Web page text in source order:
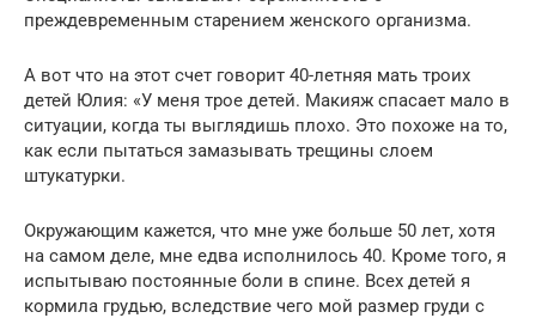
преждевременным старением женского организма.
А вот что на этот счет говорит 40-летняя мать троих
детей Юлия: «У меня трое детей. Макияж спасает мало в
ситуации, когда ты выглядишь плохо. Это похоже на то,
как если пытаться замазывать трещины слоем
штукатурки.
Окружающим кажется, что мне уже больше 50 лет, хотя
на самом деле, мне едва исполнилось 40. Кроме того, я
испытываю постоянные боли в спине. Всех детей я
кормила грудью, вследствие чего мой размер груди с